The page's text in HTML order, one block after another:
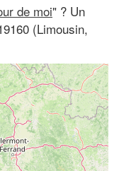
de moi" ? Un
(Limousin,